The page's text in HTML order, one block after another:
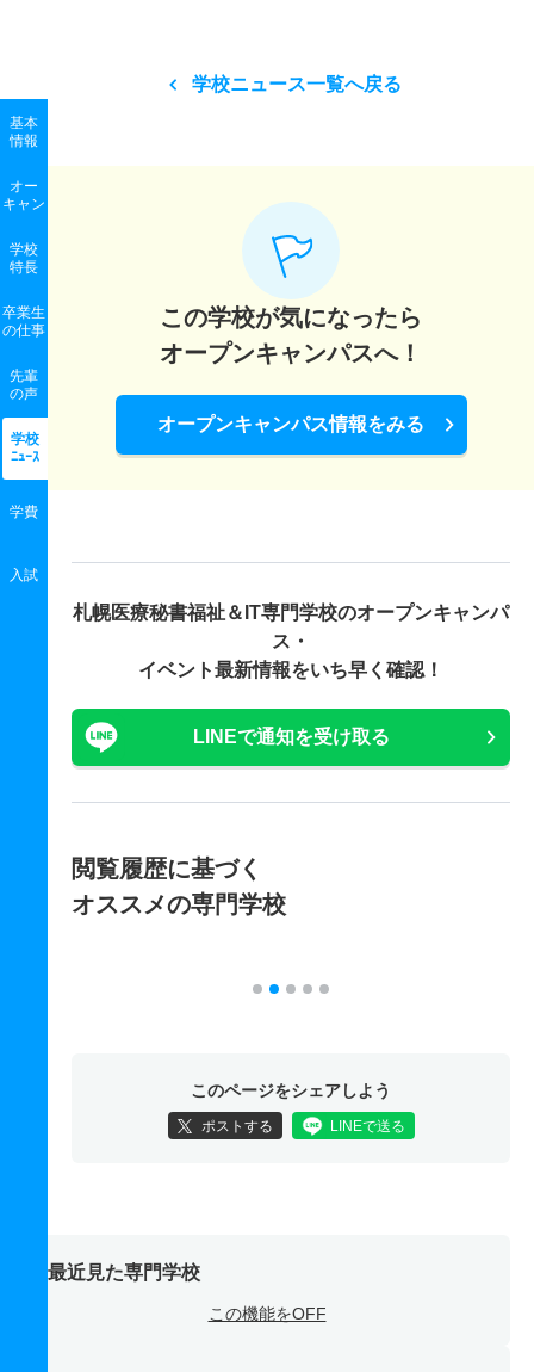
基本
情報
オー
キャン
学校
特長
卒業生
の仕事
先輩
の声
学校
ﾆｭｰｽ
学費
入試
学校ニュース一覧へ戻る
この学校が気になったら
オープンキャンパスへ！
オープンキャンパス情報をみる
札幌医療秘書福祉＆IT専門学校のオープンキャンパ
ス・
イベント最新情報をいち早く確認！
LINEで通知を受け取る
閲覧履歴に基づく
オススメの専門学校
このページをシェアしよう
ポストする LINEで送る
最近見た専門学校
この機能をOFF